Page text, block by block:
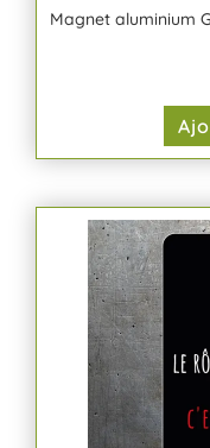
Magnet aluminium